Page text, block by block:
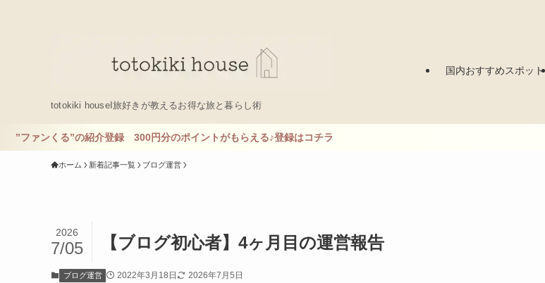
totokiki houseΙ旅好きが教えるお得な旅と暮らし術
国内おすすめスポット
録 300円分のポイントがもらえる♪登録はコチラ
ホーム 新着記事一覧 ブログ運営
【ブログ初心者】4ヶ月目の運営報告
2026
7/05
ブログ運営 2022年3月18日 2026年7月5日